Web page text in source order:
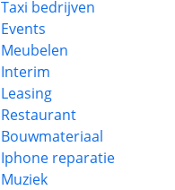
Taxi bedrijven
Events
Meubelen
Interim
Leasing
Restaurant
Bouwmateriaal
Iphone reparatie
Muziek